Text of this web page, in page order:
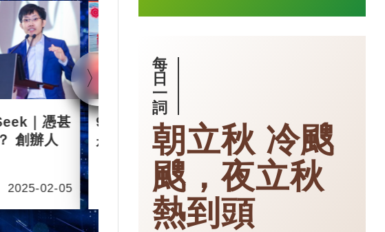
｜憑甚
創辦人
2025-02-05
90後王興興 「英語學渣」
是機械人天才
2025-03-17
1:40
智慧城市｜
市大腦」 有
每
日
一
詞
朝立秋 冷颼
颼，夜立秋
熱到頭